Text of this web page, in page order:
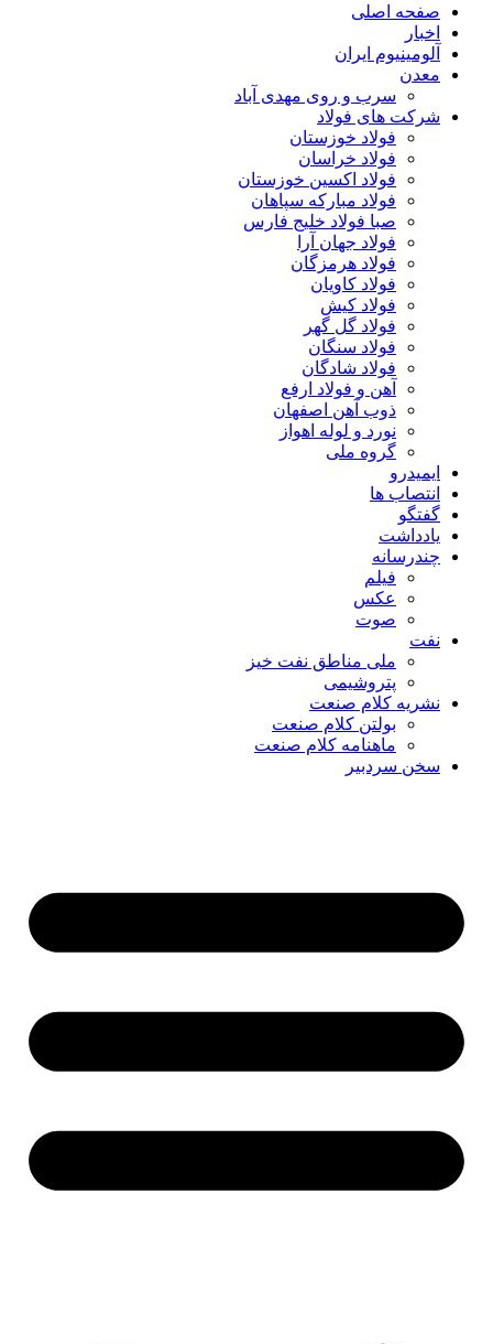
صفحه اصلی
اخبار
آلومینیوم ایران
معدن
سرب و روی مهدی آباد
شرکت های فولاد
فولاد خوزستان
فولاد خراسان
فولاد اکسین خوزستان
فولاد مبارکه سپاهان
صبا فولاد خلیج فارس
فولاد جهان آرا
فولاد هرمزگان
فولاد کاویان
فولاد کیش
فولاد گل گهر
فولاد سنگان
فولاد شادگان
آهن و فولاد ارفع
ذوب آهن اصفهان
نورد و لوله اهواز
گروه ملی
ایمیدرو
انتصاب ها
گفتگو
یادداشت
چندرسانه
فیلم
عکس
صوت
نفت
ملی مناطق نفت خیز
پتروشیمی
نشریه کلام صنعت
بولتن کلام صنعت
ماهنامه کلام صنعت
سخن سردبیر